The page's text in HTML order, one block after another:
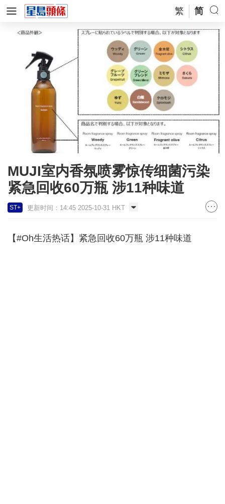
繁 简
MUJI室内香氛喷雾惊传细菌污染
紧急回收60万瓶 涉11种味道
ST+ 更新时间：14:45 2025-10-31 HKT
【#Oh生活热话】紧急回收60万瓶 涉11种味道